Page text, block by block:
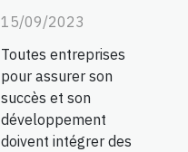
15/09/2023
Toutes entreprises
pour assurer son
succès et son
développement
doivent intégrer des